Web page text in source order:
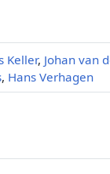
Keller, Johan van
, Hans Verhagen